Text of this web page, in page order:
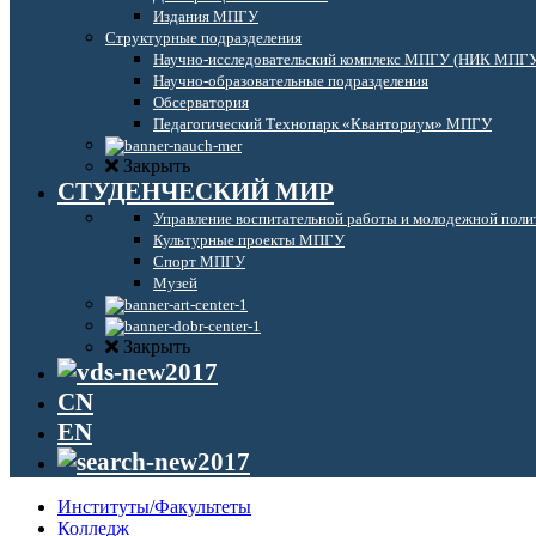
Издания МПГУ
Структурные подразделения
Научно-исследовательский комплекс МПГУ (НИК
Научно-образовательные подразделения
Обсерватория
Педагогический Технопарк «Кванториум» МПГУ
Закрыть
СТУДЕНЧЕСКИЙ МИР
Управление воспитательной работы и молодежной
Культурные проекты МПГУ
Спорт МПГУ
Музей
Закрыть
CN
EN
Институты/Факультеты
Колледж